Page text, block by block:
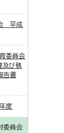
平成
委員会
及び執
告書
度
委員会